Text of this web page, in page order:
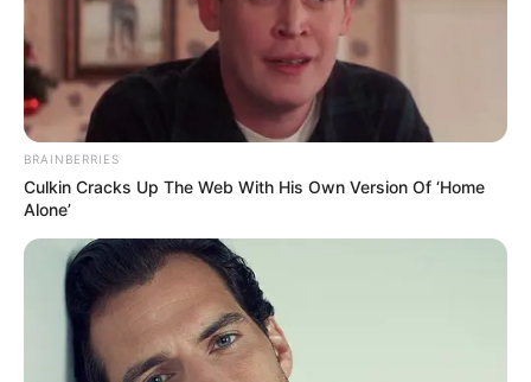
BRAINBERRIES
Culkin Cracks Up The Web With His Own Version Of ‘Home
Alone’